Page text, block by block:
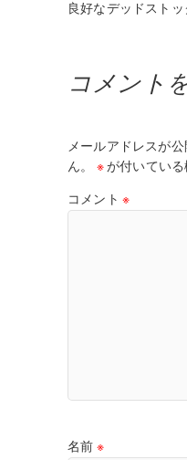
良好なデッドストッ
コメント
メールアドレスが
ん。
※が付いている
コメント ※
名前 ※